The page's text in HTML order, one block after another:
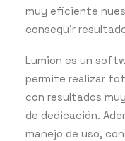
muy eficiente
conseguir
Lumion es un
permite realizar
con resultados
de dedicación.
manejo de uso,